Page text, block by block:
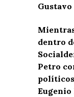
dentro
Petro